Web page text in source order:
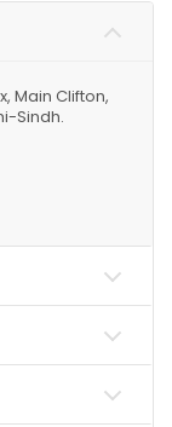
Main Clifton,
Sindh.